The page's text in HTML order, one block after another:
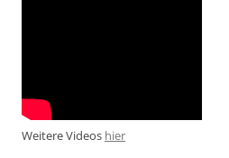
Weitere Videos hier